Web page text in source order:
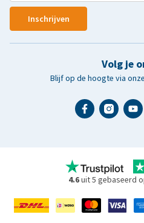
Inschrijven
Volg je
Blijf op de hoogte via
4.6uit 5 gebaseerd